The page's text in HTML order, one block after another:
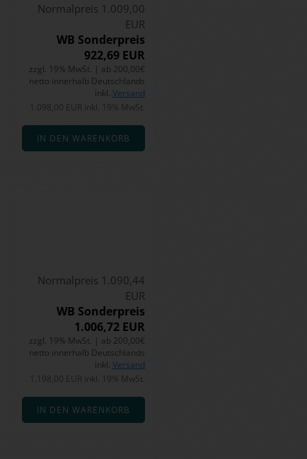
Normalpreis 1.009,00
EUR
WB Sonderpreis
922,69 EUR
zzgl. 19% MwSt. | ab 200,00€
netto innerhalb Deutschlands
inkl. Versand
1.098,00 EUR inkl. 19% MwSt.
IN DEN WARENKORB
Normalpreis 1.090,44
EUR
WB Sonderpreis
1.006,72 EUR
zzgl. 19% MwSt. | ab 200,00€
netto innerhalb Deutschlands
inkl. Versand
1.198,00 EUR inkl. 19% MwSt.
IN DEN WARENKORB